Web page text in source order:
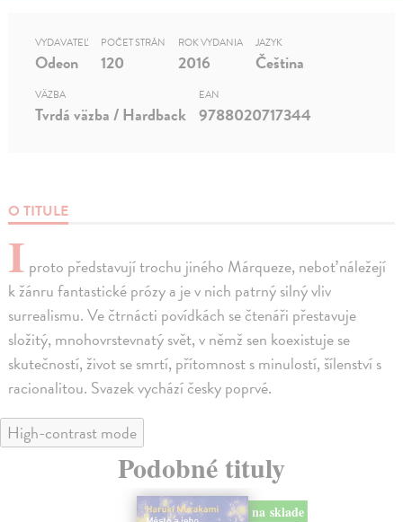
O TITULE
I proto představují trochu jiného Márqueze, neboť náležejí
k žánru fantastické prózy a je v nich patrný silný vliv
surrealismu. Ve čtrnácti povídkách se čtenáři přestavuje
složitý, mnohovrstevnatý svět, v němž sen koexistuje se
skutečností, život se smrtí, přítomnost s minulostí, šílenství s
racionalitou. Svazek vychází česky poprvé.
VYDAVATEĽ
Odeon
POČET STRÁN
120
ROK VYDANIA
2016
JAZYK
Čeština
VÄZBA
Tvrdá väzba / Hardback
EAN
9788020717344
High-contrast mode
Podobné tituly
na sklade